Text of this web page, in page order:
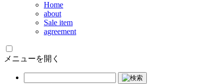
Home
about
Sale item
agreement
メニューを開く